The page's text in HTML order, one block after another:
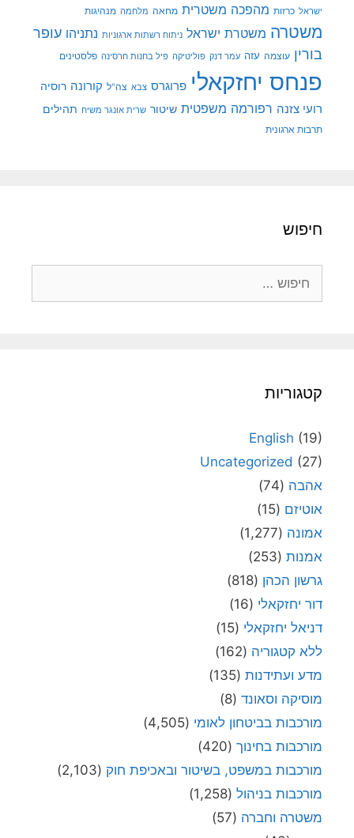
ישראל כרזות מהפכה משטרית מחאה מלחמה מנהיגות
משטרה משטרת ישראל ניתוח רשתות ארגוניות נתניהו עופר
בורין עוצמה עזה עמר דנק פוליטיקה פיל בחנות חרסינה פלסטינים
פנחס יחזקאלי פרוגרס צבא צה"ל קורונה רוסיה
רועי צזנה רפורמה משפטית שיטור שרית אונגר משיח תהילים
תרבות ארגונית
חיפוש
קטגוריות
English (19)
Uncategorized (27)
אהבה (74)
אוטיזם (15)
אמונה (1,277)
אמנות (253)
גרשון הכהן (818)
דור יחזקאלי (16)
דניאל יחזקאלי (15)
ללא קטגוריה (162)
מדע ועתידנות (135)
מוסיקה וסאונד (8)
מורכבות בביטחון לאומי (4,505)
מורכבות בחינוך (420)
מורכבות במשפט, בשיטור ובאכיפת חוק (2,103)
מורכבות בניהול (1,258)
משטרה וחברה (57)